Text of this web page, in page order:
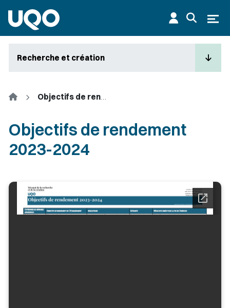
Recherche et création
Accueil Objectifs de rendement 2023-2024
Objectifs de rendement
2023-2024